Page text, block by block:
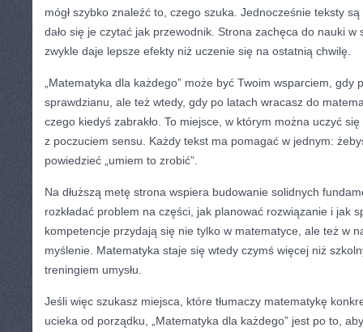
mógł szybko znaleźć to, czego szuka. Jednocześnie teksty
dało się je czytać jak przewodnik. Strona zachęca do nauki w
zwykle daje lepsze efekty niż uczenie się na ostatnią chwilę.
„Matematyka dla każdego” może być Twoim wsparciem, gdy
sprawdzianu, ale też wtedy, gdy po latach wracasz do
czego kiedyś zabrakło. To miejsce, w którym można uczyć
z poczuciem sensu. Każdy tekst ma pomagać w jednym:
powiedzieć „umiem to zrobić”.
Na dłuższą metę strona wspiera budowanie solidnych
rozkładać problem na części, jak planować rozwiązanie i jak
kompetencje przydają się nie tylko w matematyce, ale też w
myślenie. Matematyka staje się wtedy czymś więcej niż
treningiem umysłu.
Jeśli więc szukasz miejsca, które tłumaczy matematykę
ucieka od porządku, „Matematyka dla każdego” jest po to,